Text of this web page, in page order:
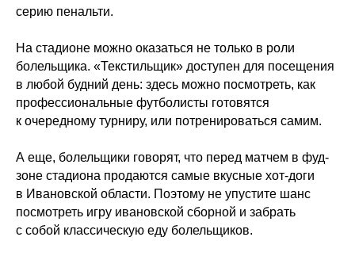
серию пенальти.
На стадионе можно оказаться не только в роли
болельщика. «Текстильщик» доступен для посещения
в любой будний день: здесь можно посмотреть, как
профессиональные футболисты готовятся
к очередному турниру, или потренироваться самим.
А еще, болельщики говорят, что перед матчем в фуд-
зоне стадиона продаются самые вкусные хот-доги
в Ивановской области. Поэтому не упустите шанс
посмотреть игру ивановской сборной и забрать
с собой классическую еду болельщиков.